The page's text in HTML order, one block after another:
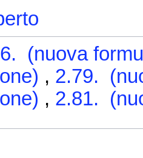
(nuova
, 2.79.
, 2.81.